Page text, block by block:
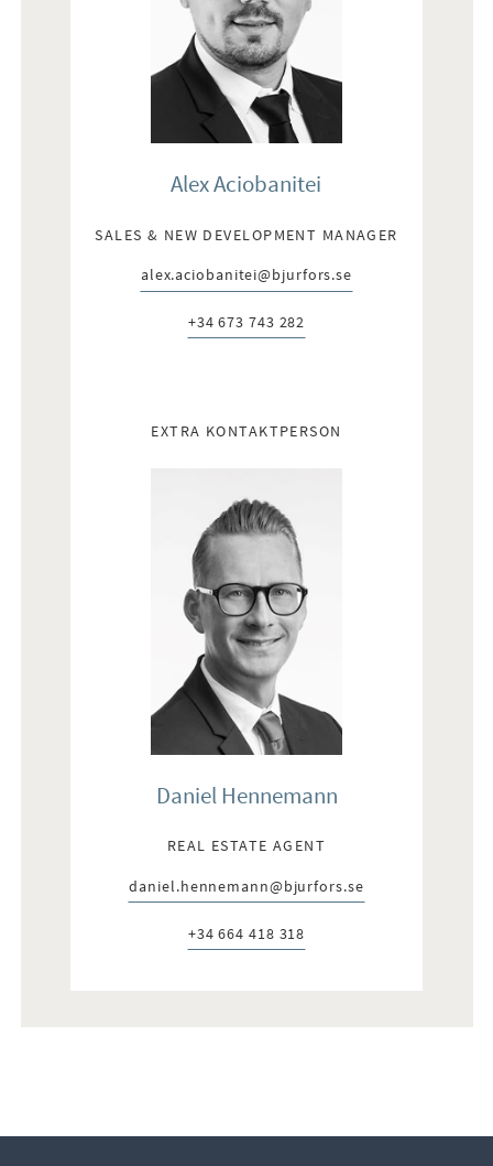
Alex Aciobanitei
SALES & NEW DEVELOPMENT MANAGER
E-post:
alex.aciobanitei@bjurfors.se
Telefon:
+34 673 743 282
EXTRA KONTAKTPERSON
Daniel Hennemann
REAL ESTATE AGENT
E-post:
daniel.hennemann@bjurfors.se
Telefon:
+34 664 418 318